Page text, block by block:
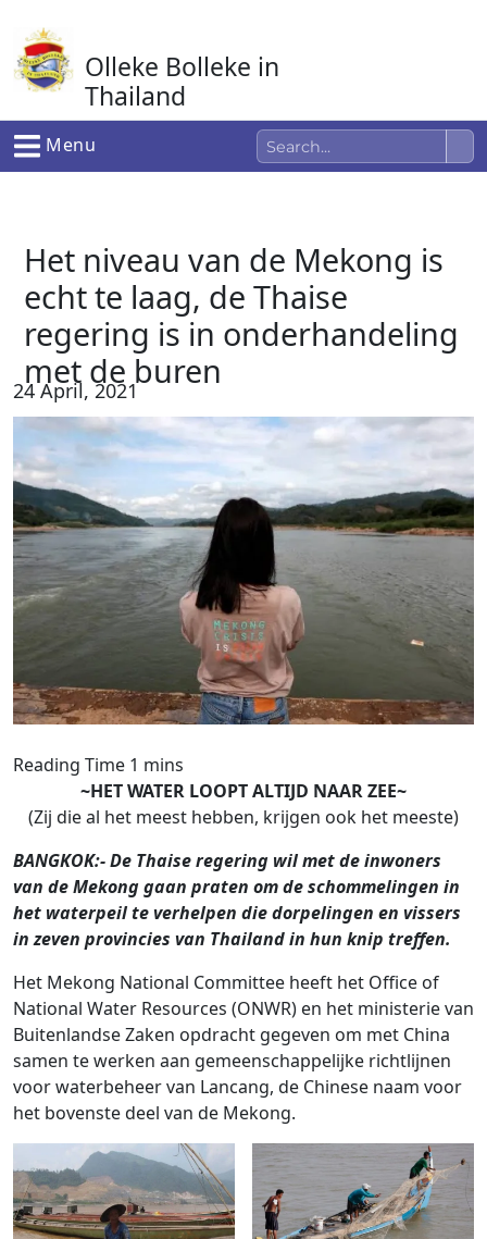
naar
de
inhoud
Olleke Bolleke in
Thailand
In Thailand
Menu
Het niveau van de Mekong is
echt te laag, de Thaise
regering is in onderhandeling
met de buren
24 April, 2021
~HET WATER LOOPT ALTIJD NAAR ZEE~
(Zij die al het meest hebben, krijgen ook het meeste)
BANGKOK:- De Thaise regering wil met de inwoners
van de Mekong gaan praten om de schommelingen in
het waterpeil te verhelpen die dorpelingen en vissers
in zeven provincies van Thailand in hun knip treffen.
Het Mekong National Committee heeft het Office of
National Water Resources (ONWR) en het ministerie van
Buitenlandse Zaken opdracht gegeven om met China
samen te werken aan gemeenschappelijke richtlijnen
voor waterbeheer van Lancang, de Chinese naam voor
het bovenste deel van de Mekong.